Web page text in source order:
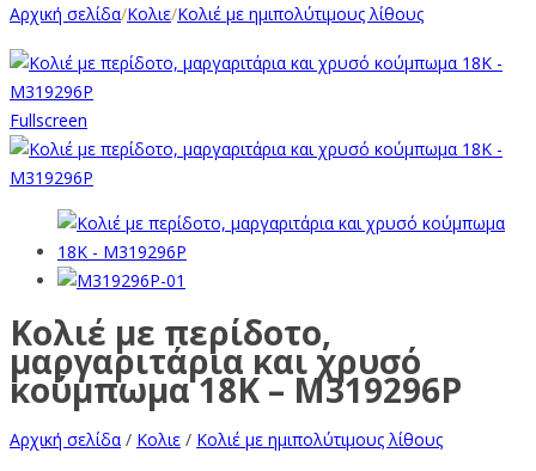
Αρχική σελίδα/Κολιε/Κολιέ με ημιπολύτιμους λίθους
Fullscreen
Κολιέ με περίδοτο,
μαργαριτάρια και χρυσό
κούμπωμα 18K – M319296P
Αρχική σελίδα / Κολιε / Κολιέ με ημιπολύτιμους λίθους